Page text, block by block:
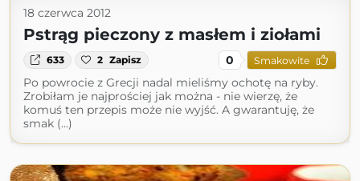
18 czerwca 2012
Pstrąg pieczony z masłem i ziołami
633 2 Zapisz 0 Smakowite
Po powrocie z Grecji nadal mieliśmy ochotę na ryby.
Zrobiłam je najprościej jak można - nie wierzę, że
komuś ten przepis może nie wyjść. A gwarantuję, że
smak (...)